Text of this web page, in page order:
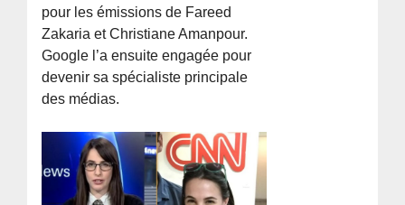
pour les émissions de Fareed
Zakaria et Christiane Amanpour.
Google l’a ensuite engagée pour
devenir sa spécialiste principale
des médias.